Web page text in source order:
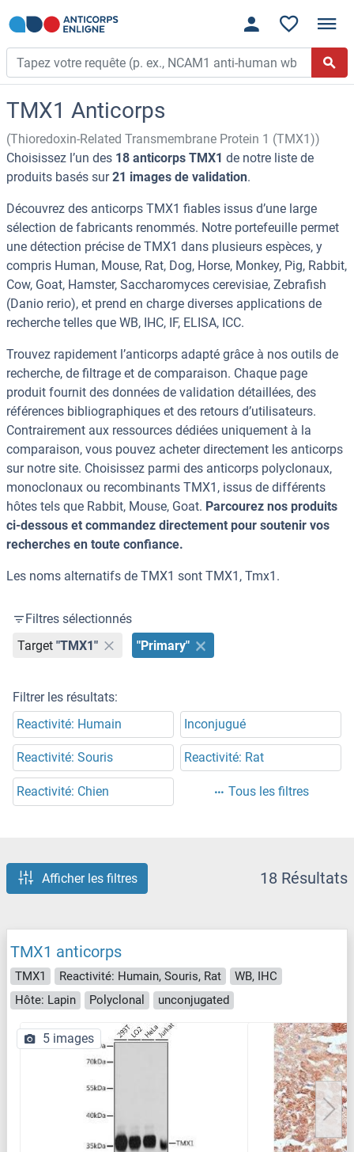
TMX1 Anticorps
(Thioredoxin-Related Transmembrane Protein 1 (TMX1))
Choisissez l’un des 18 anticorps TMX1 de notre liste de
produits basés sur21 images de validation.
Découvrez des anticorps TMX1 fiables issus d’une large
sélection de fabricants renommés. Notre portefeuille permet
une détection précise de TMX1 dans plusieurs espèces, y
compris Human, Mouse, Rat, Dog, Horse, Monkey, Pig, Rabbit,
Cow, Goat, Hamster, Saccharomyces cerevisiae, Zebrafish
(Danio rerio), et prend en charge diverses applications de
recherche telles que WB, IHC, IF, ELISA, ICC.
Trouvez rapidement l’anticorps adapté grâce à nos outils de
recherche, de filtrage et de comparaison. Chaque page
produit fournit des données de validation détaillées, des
références bibliographiques et des retours d’utilisateurs.
Contrairement aux ressources dédiées uniquement à la
comparaison, vous pouvez acheter directement les anticorps
sur notre site. Choisissez parmi des anticorps polyclonaux,
monoclonaux ou recombinants TMX1, issus de différents
hôtes tels que Rabbit, Mouse, Goat. Parcourez nos produits
ci-dessous et commandez directement pour soutenir vos
recherches en toute confiance.
Les noms alternatifs de TMX1 sont TMX1, Tmx1.
Filtres sélectionnés
Target "TMX1" "Primary"
Filtrer les résultats:
Reactivité: Humain
Inconjugué
Reactivité: Souris Reactivité: Rat
Reactivité: Chien Tous les filtres
Afficher les filtres 18 Résultats
TMX1 anticorps
TMX1 Reactivité: Humain, Souris, Rat
WB, IHC
Hôte: Lapin
Polyclonal unconjugated
5 images